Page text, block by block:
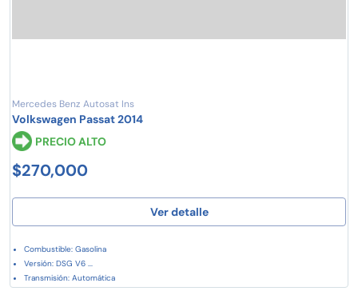
Mercedes Benz Autosat Ins
Volkswagen Passat 2014
PRECIO ALTO
$270,000
Ver detalle
Combustible: Gasolina
Versión: DSG V6 ...
Transmisión: Automática